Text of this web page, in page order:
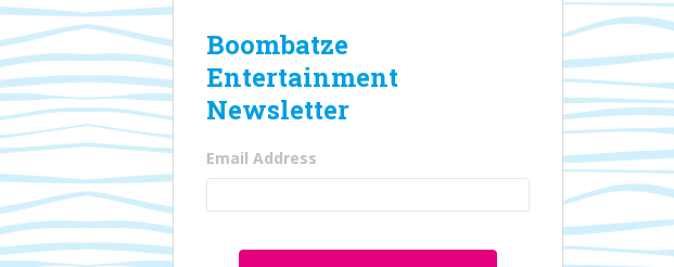
Boombatze
Entertainment
Newsletter
Email Address